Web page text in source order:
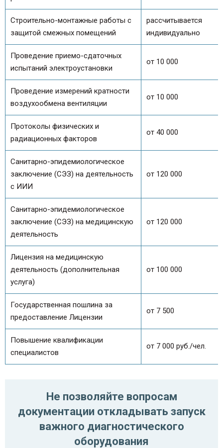
Строительно-монтажные работы с
защитой смежных помещений
рассчитывается
индивидуально
Проведение приемо-сдаточных
испытаний электроустановки
от 10 000
Проведение измерений кратности
воздухообмена вентиляции
от 10 000
Протоколы физических и
радиационных факторов
от 40 000
Санитарно-эпидемиологическое
заключение (СЭЗ) на деятельность
с ИИИ
от 120 000
Санитарно-эпидемиологическое
заключение (СЭЗ) на медицинскую
деятельность
от 120 000
Лицензия на медицинскую
деятельность (дополнительная
услуга)
от 100 000
Государственная пошлина за
предоставление Лицензии
от 7 500
Повышение квалификации
специалистов
от 7 000 руб./чел.
Не позволяйте вопросам
документации откладывать запуск
важного диагностического
оборудования